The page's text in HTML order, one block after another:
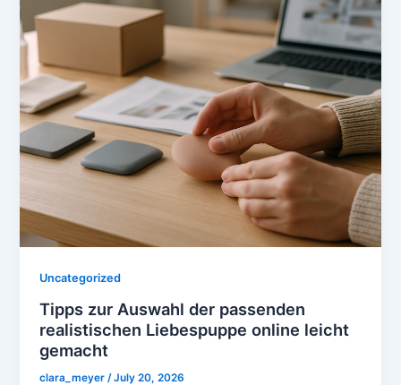
Uncategorized
Tipps zur Auswahl der passenden
realistischen Liebespuppe online leicht
gemacht
clara_meyer /July 20, 2026